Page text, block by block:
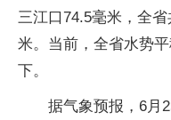
三江口74.5毫米，全
米。当前，全省水势
下。
据气象预报，6月